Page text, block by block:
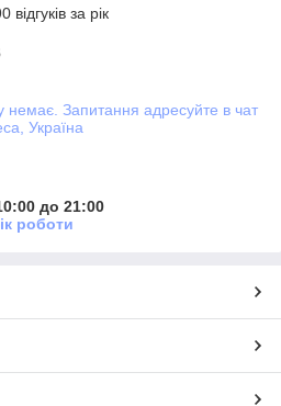
за рік
немає. Запитання адресуйте в чат
Україна
до 21:00
роботи